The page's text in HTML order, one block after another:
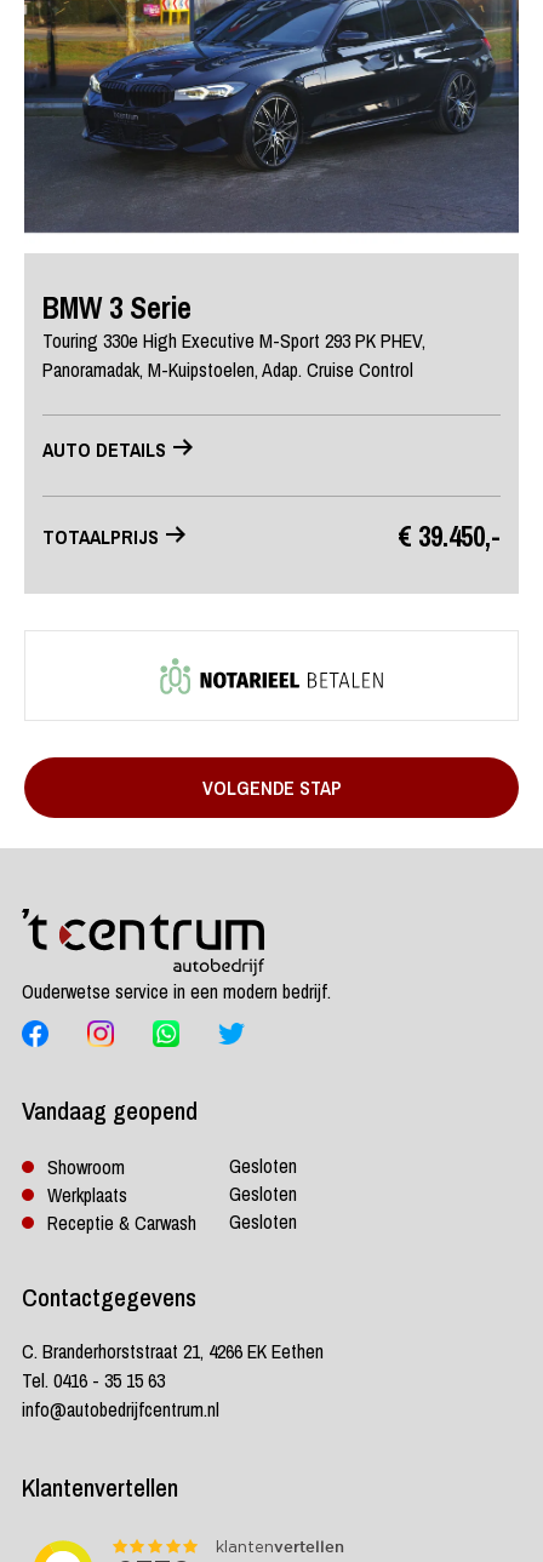
BMW 3 Serie
Touring 330e High Executive M-Sport 293 PK PHEV,
Panoramadak, M-Kuipstoelen, Adap. Cruise Control
AUTO DETAILS
TOTAALPRIJS € 39.450,-
VOLGENDE STAP
Ouderwetse service in een modern bedrijf.
Vandaag geopend
Showroom
Gesloten
Werkplaats
Gesloten
Receptie & Carwash
Gesloten
Contactgegevens
C. Branderhorststraat 21, 4266 EK Eethen
Tel. 0416 - 35 15 63
info@autobedrijfcentrum.nl
Klantenvertellen